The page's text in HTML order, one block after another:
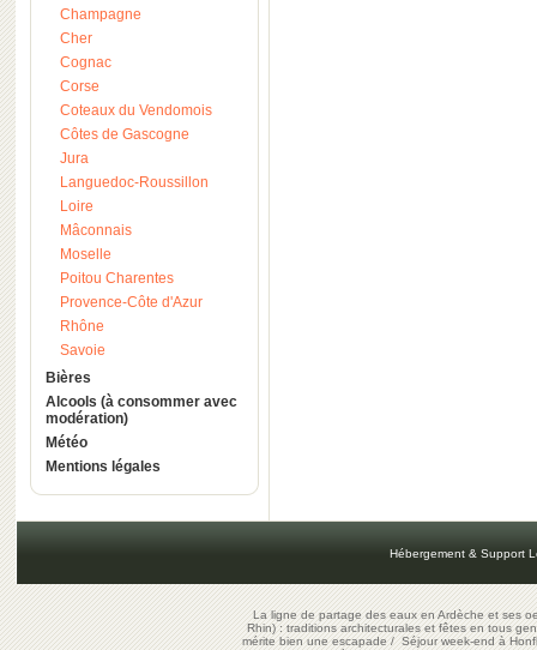
Champagne
Cher
Cognac
Corse
Coteaux du Vendomois
Côtes de Gascogne
Jura
Languedoc-Roussillon
Loire
Mâconnais
Moselle
Poitou Charentes
Provence-Côte d'Azur
Rhône
Savoie
Bières
Alcools (à consommer avec
modération)
Météo
Mentions légales
Hébergement & Support
La ligne de partage des eaux en Ardèche et ses
Rhin) : traditions architecturales et fêtes en tous
mérite bien une escapade/Séjour week-end à